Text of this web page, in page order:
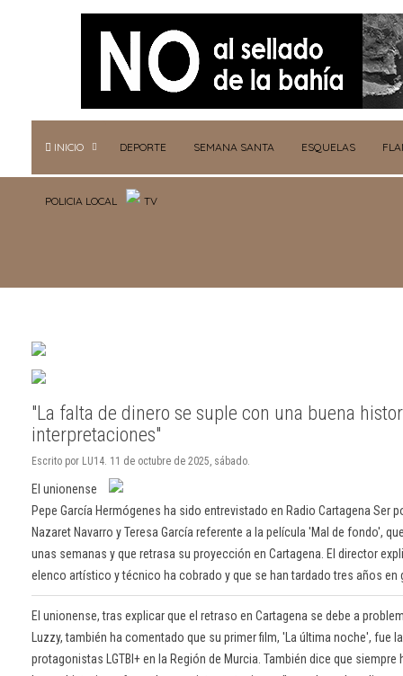
INICIO DEPORTE SEMANA SANTA ESQUELAS
POLICIA LOCAL TV
"La falta de dinero se suple con una buena
interpretaciones"
Escrito por LU14. 11 de octubre de 2025, sábado.
El unionense
Pepe García Hermógenes ha sido entrevistado en Radio Cartagena Ser
Nazaret Navarro y Teresa García referente a la película 'Mal de fondo',
unas semanas y que retrasa su proyección en Cartagena. El director
elenco artístico y técnico ha cobrado y que se han tardado tres años en
El unionense, tras explicar que el retraso en Cartagena se debe a
Luzzy, también ha comentado que su primer film, 'La última noche', fue
protagonistas LGTBI+ en la Región de Murcia. También dice que siempre